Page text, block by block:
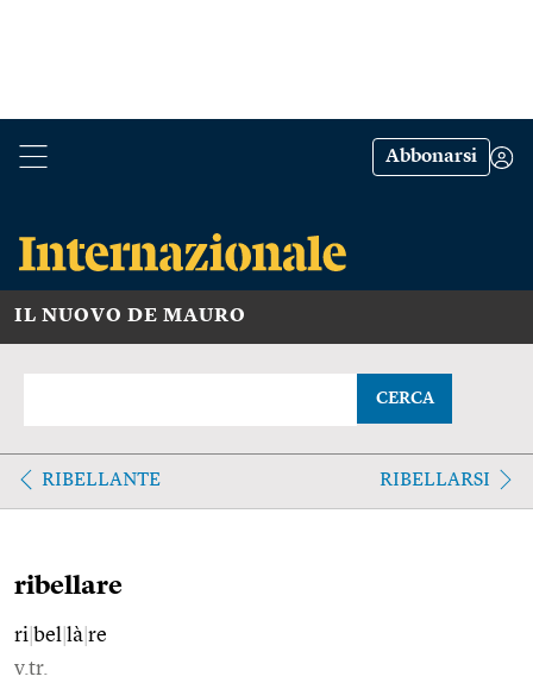
Abbonarsi
IL NUOVO DE MAURO
CERCA
RIBELLANTE RIBELLARSI
ribellare
ri bel là re
v.tr.